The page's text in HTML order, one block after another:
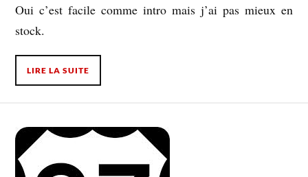
Oui c’est facile comme intro mais j’ai pas mieux en
stock.
LIRE LA SUITE